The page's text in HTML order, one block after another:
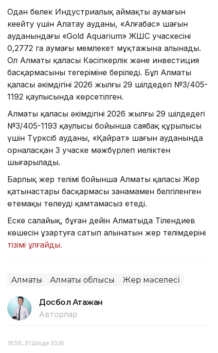
Одан бөлек Индустриалық аймақтың аумағын
кеңейту үшін Алатау ауданы, «Алғабас» шағын
ауданындағы «Gold Aquarium» ЖШС учаскесінің
0,2772 га аумағы мемлекет мұқтажына алынады.
Ол Алматы қаласы Кәсіпкерлік және инвестиция
басқармасының теңгеріміне беріледі. Бұл Алматы
қаласы әкімдігінің 2026 жылғы 29 шілдедегі №3/405-
1192 қаулысында көрсетілген.
Алматы қаласы әкімдігінің 2026 жылғы 29 шілдедегі
№3/405-1193 қаулысы бойынша саябақ құрылысы
үшін Түрксіб ауданы, «Қайрат» шағын ауданында
орналасқан 3 учаске мәжбүрлеп иеліктен
шығарылады.
Барлық жер телімі бойынша Алматы қаласы Жер
қатынастары басқармасы заңнамамен белгіленген
өтемақы төлеуді қамтамасыз етеді.
Еске салайық, бұған дейін Алматыда Тілендиев
көшесін ұзартуға сатып алынатын жер телімдерінің
тізімі ұлғайды.
Алматы Алматы облысы Жер мәселесі
Досбол Атажан
Авторлар
16:56, 31 Шілде 2026